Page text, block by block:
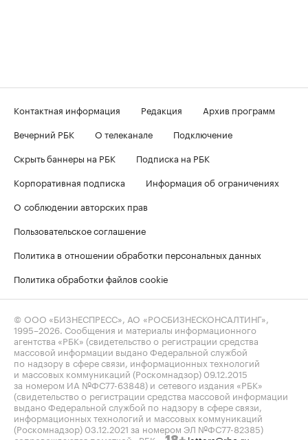
Контактная информация Редакция
Архив программ
Вечерний РБК
О телеканале
Подключение
Скрыть баннеры на РБК
Подписка на РБК
Корпоративная подписка
Информация об ограничениях
О соблюдении авторских прав
Пользовательское соглашение
Политика в отношении обработки персональных данных
Политика обработки файлов cookie
© ООО «БИЗНЕСПРЕСС», АО «РОСБИЗНЕСКОНСАЛТИНГ»,
1995–2026 . Сообщения и материалы информационного
агентства «РБК» (свидетельство о регистрации средства
массовой информации выдано Федеральной службой
по надзору в сфере связи, информационных технологий
и массовых коммуникаций (Роскомнадзор) 09.12.2015
за номером ИА №ФС77-63848) и сетевого издания «РБК»
(свидетельство о регистрации средства массовой информации
выдано Федеральной службой по надзору в сфере связи,
информационных технологий и массовых коммуникаций
(Роскомнадзор) 03.12.2021 за номером ЭЛ №ФС77-82385)